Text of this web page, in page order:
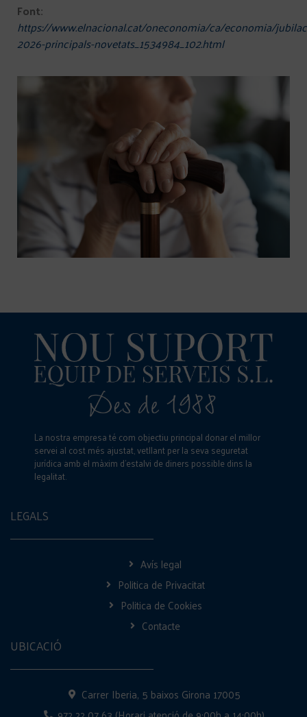
Font:
https://www.elnacional.cat/oneconomia/ca/economia/
2026-principals-novetats_1534984_102.html
La nostra empresa té com objectiu principal donar el millor
servei al cost més ajustat, vetllant per la seva seguretat
jurídica amb el màxim d’estalvi de diners possible dins la
legalitat.
LEGALS
Avís legal
Politica de Privacitat
Politica de Cookies
Contacte
UBICACIÓ
Carrer Iberia, 5 baixos Girona 17005